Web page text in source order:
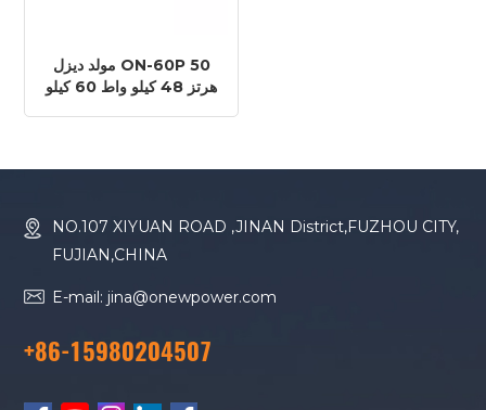
مولد ديزل ON-60P 50
هرتز 48 كيلو واط 60 كيلو
NO.107 XIYUAN ROAD ,JINAN District,FUZHOU CITY,
FUJIAN,CHINA
E-mail: jina@onewpower.com
+86-15980204507